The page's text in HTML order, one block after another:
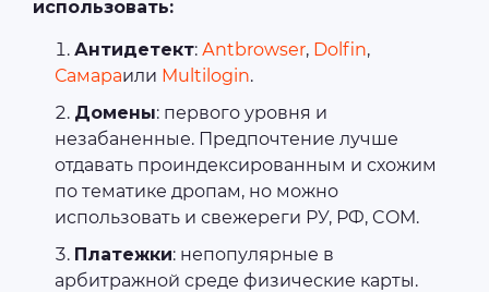
использовать:
Антидетект: Аntbrowser, Dolfin,
Самараили Multilogin.
Домены: первого уровня и
незабаненные. Предпочтение лучше
отдавать проиндексированным и схожим
по тематике дропам, но можно
использовать и свежереги РУ, РФ, COM.
Платежки: непопулярные в
арбитражной среде физические карты.